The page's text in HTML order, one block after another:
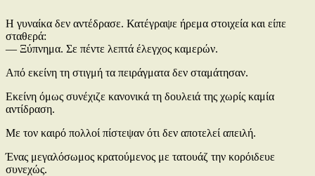
Η γυναίκα δεν αντέδρασε. Κατέγραψε ήρεμα στοιχεία και είπε
σταθερά:
— Ξύπνημα. Σε πέντε λεπτά έλεγχος καμερών.
Από εκείνη τη στιγμή τα πειράγματα δεν σταμάτησαν.
Εκείνη όμως συνέχιζε κανονικά τη δουλειά της χωρίς καμία
αντίδραση.
Με τον καιρό πολλοί πίστεψαν ότι δεν αποτελεί απειλή.
Ένας μεγαλόσωμος κρατούμενος με τατουάζ την κορόιδευε
συνεχώς.